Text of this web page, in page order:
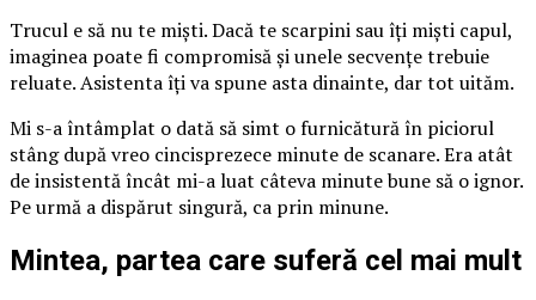
Trucul e să nu te miști. Dacă te scarpini sau îți miști capul,
imaginea poate fi compromisă și unele secvențe trebuie
reluate. Asistenta îți va spune asta dinainte, dar tot uităm.
Mi s-a întâmplat o dată să simt o furnicătură în piciorul
stâng după vreo cincisprezece minute de scanare. Era atât
de insistentă încât mi-a luat câteva minute bune să o ignor.
Pe urmă a dispărut singură, ca prin minune.
Mintea, partea care suferă cel mai mult